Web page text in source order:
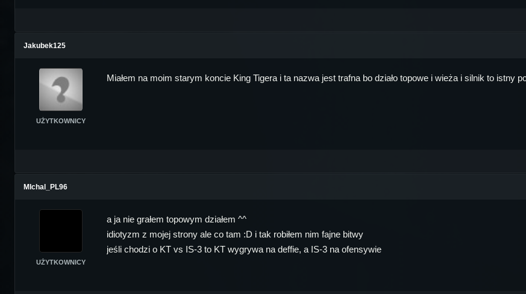
Jakubek125
UŻYTKOWNICY
Miałem na moim starym koncie King Tigera i ta nazwa jest trafna bo działo topowe i wieża i silnik to istny
MIchal_PL96
UŻYTKOWNICY
a ja nie grałem topowym działem ^^
idiotyzm z mojej strony ale co tam :D i tak robiłem nim fajne bitwy
jeśli chodzi o KT vs IS-3 to KT wygrywa na deffie, a IS-3 na ofensywie